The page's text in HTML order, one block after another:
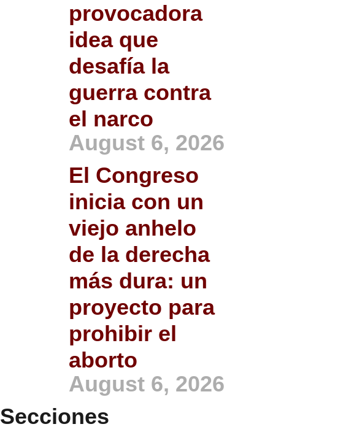
provocadora
idea que
desafía la
guerra contra
el narco
August 6, 2026
El Congreso
inicia con un
viejo anhelo
de la derecha
más dura: un
proyecto para
prohibir el
aborto
August 6, 2026
Secciones